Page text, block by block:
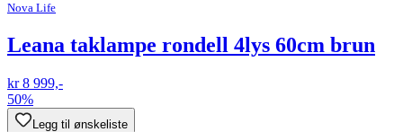
Nova Life
Leana taklampe rondell 4lys 60cm brun
kr 8 999,-
50%
Legg til ønskeliste